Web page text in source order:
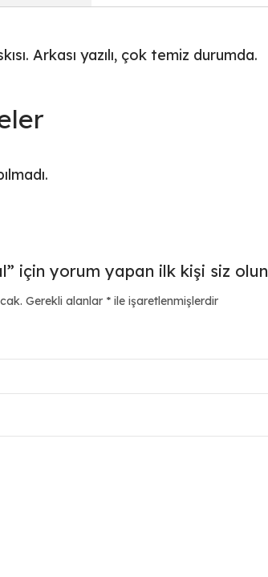
Arkası yazılı, çok temiz durumda.
için yorum yapan ilk kişi siz olun
Gerekli alanlar * ile işaretlenmişlerdir